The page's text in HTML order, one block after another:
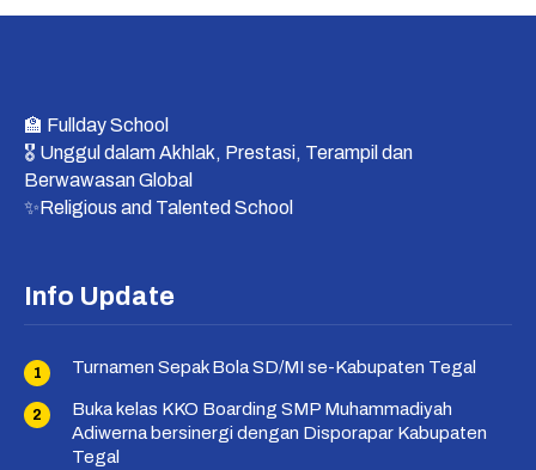
🏫 Fullday School
🎖 Unggul dalam Akhlak, Prestasi, Terampil dan
Berwawasan Global
✨Religious and Talented School
Info Update
Turnamen Sepak Bola SD/MI se-Kabupaten Tegal
Buka kelas KKO Boarding SMP Muhammadiyah
Adiwerna bersinergi dengan Disporapar Kabupaten
Tegal